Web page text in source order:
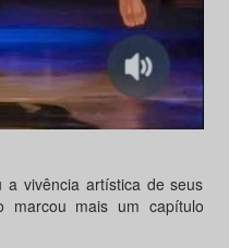
vivência artística de seus
marcou mais um capítulo